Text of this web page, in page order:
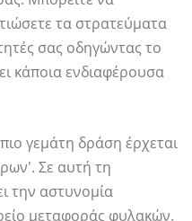
τα στρατεύματα
σας οδηγώντας το
κάποια ενδιαφέρουσα
γεμάτη δράση έρχεται
Σε αυτή τη
την αστυνομία
μεταφοράς φυλακών.